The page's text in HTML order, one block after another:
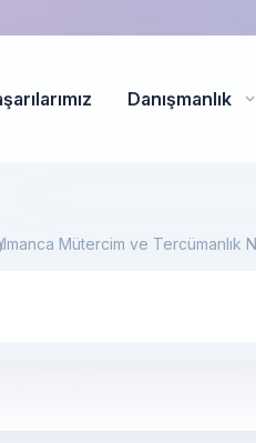
Danışmanlık
Mütercim ve Tercümanlık